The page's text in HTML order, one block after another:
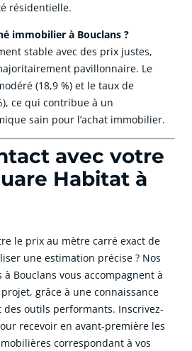
résidentielle.
immobilier à Bouclans ?
stable avec des prix justes,
pavillonnaire. Le
(18,9 %) et le taux de
ce qui contribue à un
sain pour l’achat immobilier.
avec votre
Habitat à
le prix au mètre carré exact de
une estimation précise ? Nos
Bouclans vous accompagnent à
grâce à une connaissance
outils performants. Inscrivez-
recevoir en avant-première les
correspondant à vos